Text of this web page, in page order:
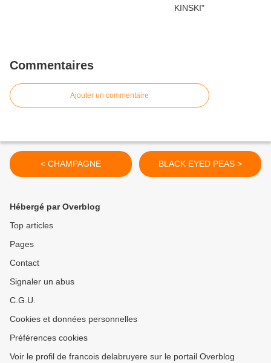
Commentaires
Ajouter un commentaire
< CHAMPAGNE BLACK EYED PEAS >
Hébergé par Overblog
Top articles
Pages
Contact
Signaler un abus
C.G.U.
Cookies et données personnelles
Préférences cookies
Voir le profil de francois delabruyere sur le portail Overblog